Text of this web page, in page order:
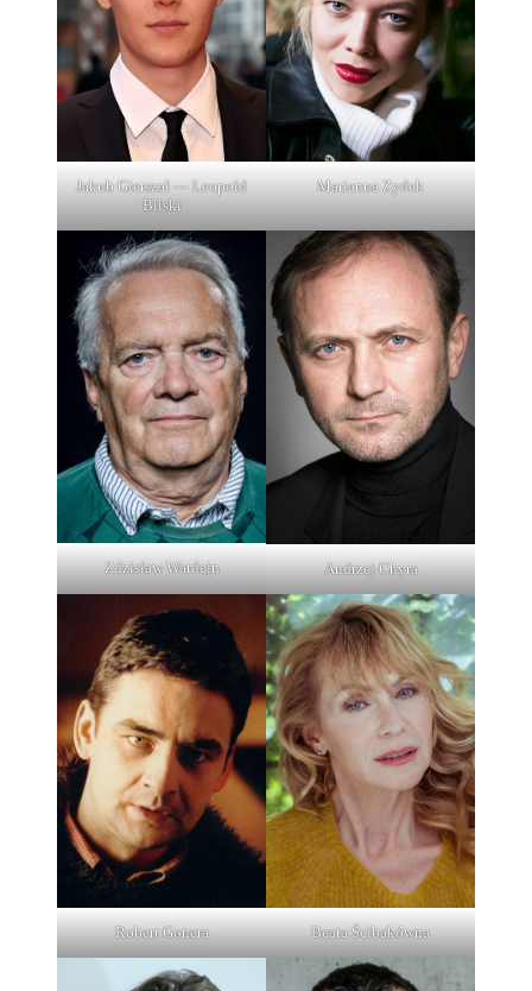
Jakub Gierszał — Leopold
Bilski
Marianna Zydek
Zdzisław Wardejn Andrzej Chyra
Robert Gonera Beata Ścibakówna